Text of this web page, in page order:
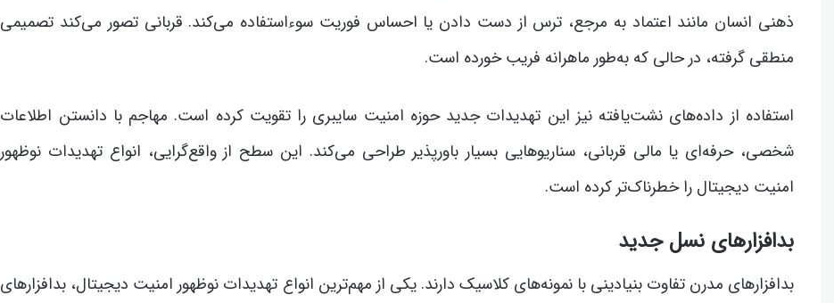
ذهنی انسان مانند اعتماد به مرجع، ترس از دست دادن یا احساس فوریت سوءاستفاده می‌کند. قربانی تصور می‌کند تصمیمی
منطقی گرفته، در حالی که به‌طور ماهرانه فریب خورده است.
استفاده از داده‌های نشت‌یافته نیز این تهدیدات جدید حوزه امنیت سایبری را تقویت کرده است. مهاجم با دانستن اطلاعات
شخصی، حرفه‌ای یا مالی قربانی، سناریوهایی بسیار باورپذیر طراحی می‌کند. این سطح از واقع‌گرایی، انواع تهدیدات نوظهور
امنیت دیجیتال را خطرناک‌تر کرده است.
بدافزارهای نسل جدید
بدافزارهای مدرن تفاوت بنیادینی با نمونه‌های کلاسیک دارند. یکی از مهم‌ترین انواع تهدیدات نوظهور امنیت دیجیتال، بدافزارهای